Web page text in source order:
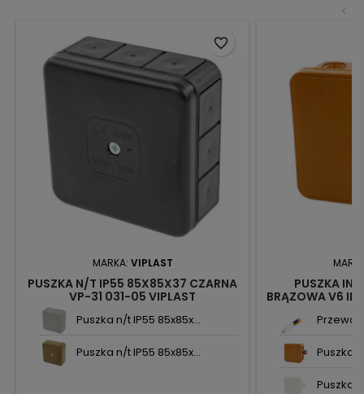
<
MARKA: VIPLAST
PUSZKA N/T IP55 85X85X37 CZARNA
VP-31 031-05 VIPLAST
Puszka n/t IP55 85x85x...
Puszka n/t IP55 85x85x...
favorite_border
PUSZKA
BRĄZOWA V6
Przewód
Puszka
Puszka